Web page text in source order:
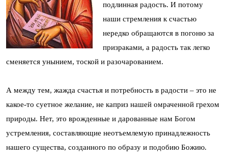
подлинная радость. И потому
наши стремления к счастью
нередко обращаются в погоню за
призраками, а радость так легко
сменяется унынием, тоской и разочарованием.
А между тем, жажда счастья и потребность в радости – это не
какое-то суетное желание, не каприз нашей омраченной грехом
природы. Нет, это врожденные и дарованные нам Богом
устремления, составляющие неотъемлемую принадлежность
нашего существа, созданного по образу и подобию Божию.